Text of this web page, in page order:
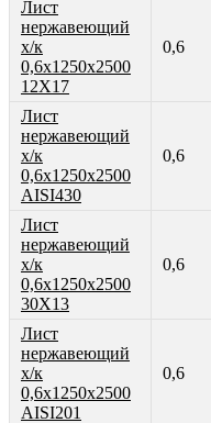
Лист
нержавеющий
х/к
0,6х1250х2500
12Х17
0,6
Лист
нержавеющий
х/к
0,6х1250х2500
AISI430
0,6
Лист
нержавеющий
х/к
0,6х1250х2500
30Х13
0,6
Лист
нержавеющий
х/к
0,6х1250х2500
AISI201
0,6